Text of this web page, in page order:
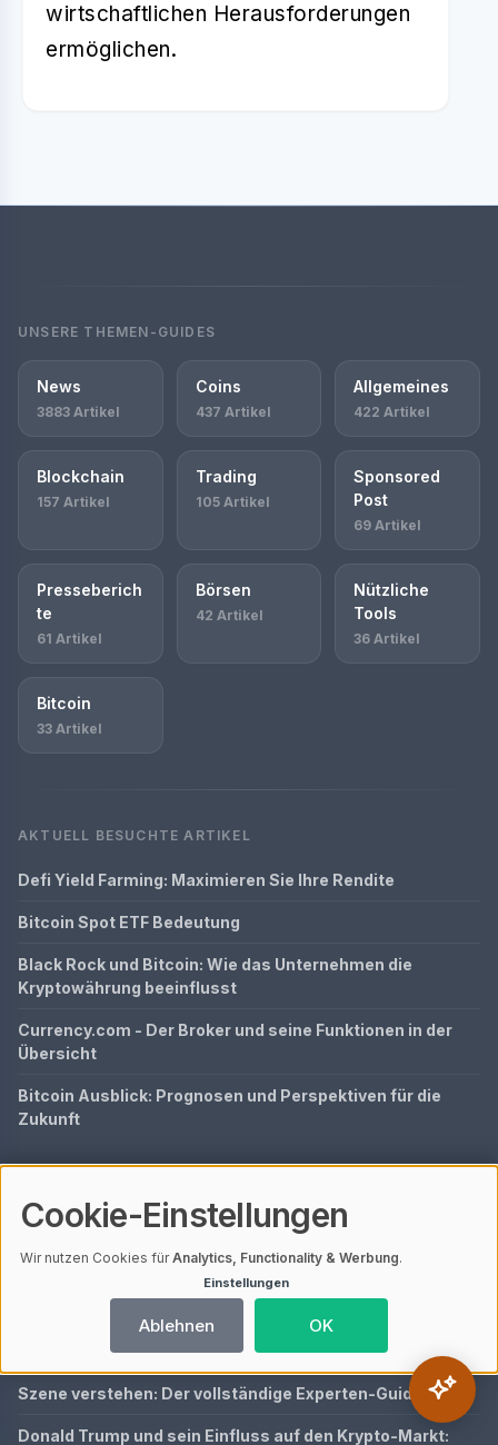
wirtschaftlichen Herausforderungen
ermöglichen.
UNSERE THEMEN-GUIDES
News
3883 Artikel
Coins
437 Artikel
Allgemeines
422 Artikel
Blockchain
157 Artikel
Trading
105 Artikel
Sponsored
Post
69 Artikel
Presseberich
te
61 Artikel
Börsen
42 Artikel
Nützliche
Tools
36 Artikel
Bitcoin
33 Artikel
AKTUELL BESUCHTE ARTIKEL
Defi Yield Farming: Maximieren Sie Ihre Rendite
Bitcoin Spot ETF Bedeutung
Black Rock und Bitcoin: Wie das Unternehmen die
Kryptowährung beeinflusst
Currency.com - Der Broker und seine Funktionen in der
Übersicht
Bitcoin Ausblick: Prognosen und Perspektiven für die
Zukunft
KI-Tools für Krypto-Analyse und Trading 2026: Nutzen,
Selbstständig machen mit Kapitaleinkünften:
Finanzen im Griff: Der Experten-Guide 2025
Szene verstehen: Der vollständige Experten-Guide
Donald Trump und sein Einfluss auf den Krypto-Markt:
Cookie-Einstellungen
Wir nutzen Cookies fürAnalytics, Functionality & Werbung.
Einstellungen
Ablehnen OK